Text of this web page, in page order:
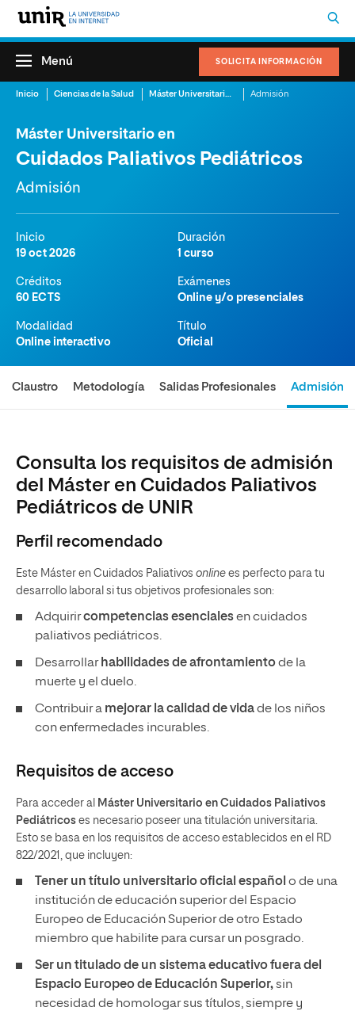
SOLICITA INFORMACIÓN
Menú
Inicio Ciencias de la Salud Máster Universitario en Cuidados Paliativos Pediátricos Admisión
Máster Universitario en
Cuidados Paliativos Pediátricos
Admisión
Inicio
19 oct 2026
Duración
1 curso
Créditos
60 ECTS
Exámenes
Online y/o presenciales
Modalidad
Online interactivo
Título
Oficial
Claustro Metodología Salidas Profesionales Admisión
Consulta los requisitos de admisión
del Máster en Cuidados Paliativos
Pediátricos de UNIR
Perfil recomendado
Este Máster en Cuidados Paliativos online es perfecto para tu
desarrollo laboral si tus objetivos profesionales son:
Adquirircompetencias esencialesen cuidados
paliativos pediátricos.
Desarrollar habilidades de afrontamientode la
muerte y el duelo.
Contribuir a mejorar la calidad de vidade los niños
con enfermedades incurables.
Requisitos de acceso
Para acceder al Máster Universitario en Cuidados Paliativos
Pediátricos es necesario poseer una titulación universitaria.
Esto se basa en los requisitos de acceso establecidos en el RD
822/2021, que incluyen:
Tener un título universitario oficial español o de una
institución de educación superior del Espacio
Europeo de Educación Superior de otro Estado
miembro que habilite para cursar un posgrado.
Ser un titulado de un sistema educativo fuera del
Espacio Europeo de Educación Superior,sin
necesidad de homologar sus títulos, siempre y